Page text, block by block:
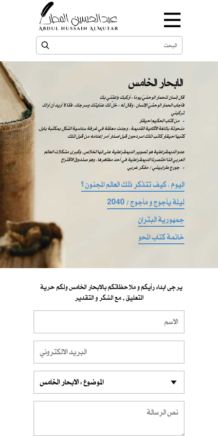
الابحار الخامس
قال إنسان للحمار الوحشيّ يومًا : أركبك واعتني بك
تركبني
من كتاب الحكيم احيقار -
منحوتة باللغة الأكادية القديمة ، وجدت معلقة في غرفة سداسية الشكل بمكتبة بابل.
كتبها احيقار كاتب الملك اسردحون قبل اصدار أمر إعدامه من قبل الملك
عدو الديمقراطية هو تصوير الديمقراطية على انها الخلاص. وكبرى مشكلات العالم
العربي اننا اختصرنا الديمقراطية في أحد مظاهرها ، وهو صندوق الاقتراع
​​ ​​جورج طرابيشي / مفكر عربي -
اليوم ، كيف تتذكر ذلك العالم المجنون ؟
ليلة يأجوج و مأجوج / 2040
جمهورية البتران
خاتمة كتاب المحو
التعليق , مع الشكر و التقدير